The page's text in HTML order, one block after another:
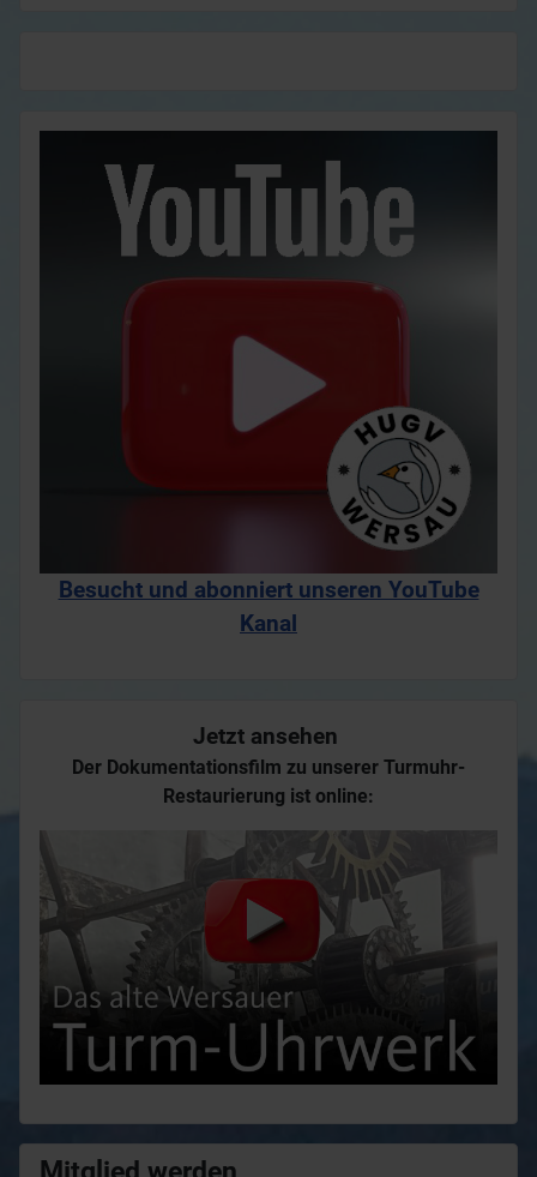
Besucht und abonniert unseren YouTube
Kanal
Jetzt ansehen
Der Dokumentationsfilm zu unserer Turmuhr-
Restaurierung ist online: